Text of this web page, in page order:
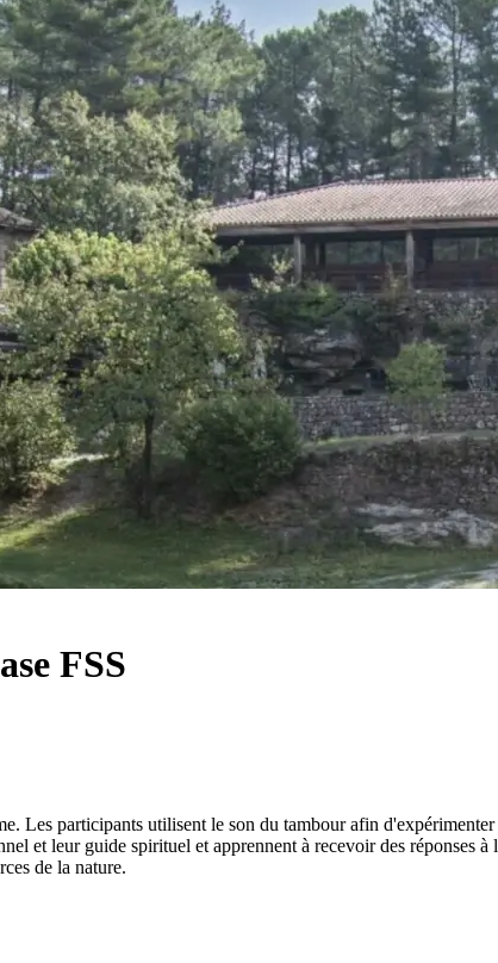
FSS
Les participants utilisent le son du tambour afin
et leur guide spirituel et apprennent à recevoir des réponses à
de la nature.